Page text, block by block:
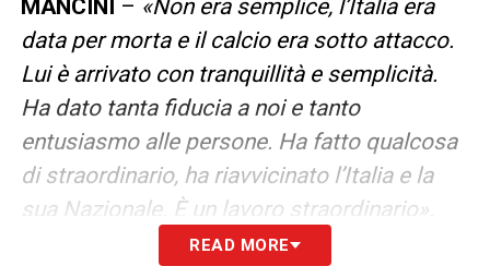
MANCINI – «Non era semplice, l’Italia era
data per morta e il calcio era sotto attacco.
Lui è arrivato con tranquillità e semplicità.
Ha dato tanta fiducia a noi e tanto
entusiasmo alle persone. Ha fatto qualcosa
di straordinario, ha riavvicinato l’Italia e la
sua Nazionale. È un lavoro straordinario».
READ MORE